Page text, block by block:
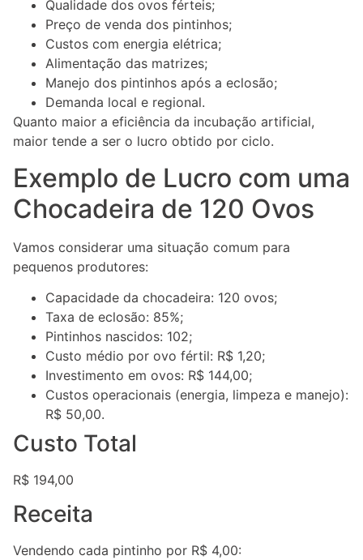
Qualidade dos ovos férteis;
Preço de venda dos pintinhos;
Custos com energia elétrica;
Alimentação das matrizes;
Manejo dos pintinhos após a eclosão;
Demanda local e regional.
Quanto maior a eficiência da incubação artificial,
maior tende a ser o lucro obtido por ciclo.
Exemplo de Lucro com uma
Chocadeira de 120 Ovos
Vamos considerar uma situação comum para
pequenos produtores:
Capacidade da chocadeira: 120 ovos;
Taxa de eclosão: 85%;
Pintinhos nascidos: 102;
Custo médio por ovo fértil: R$ 1,20;
Investimento em ovos: R$ 144,00;
Custos operacionais (energia, limpeza e manejo):
R$ 50,00.
Custo Total
R$ 194,00
Receita
Vendendo cada pintinho por R$ 4,00: